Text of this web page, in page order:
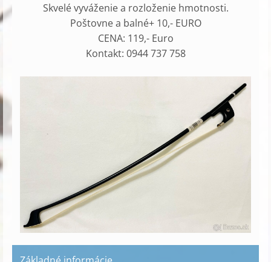
Skvelé vyváženie a rozloženie hmotnosti.
Poštovne a balné+ 10,- EURO
CENA: 119,- Euro
Kontakt: 0944 737 758